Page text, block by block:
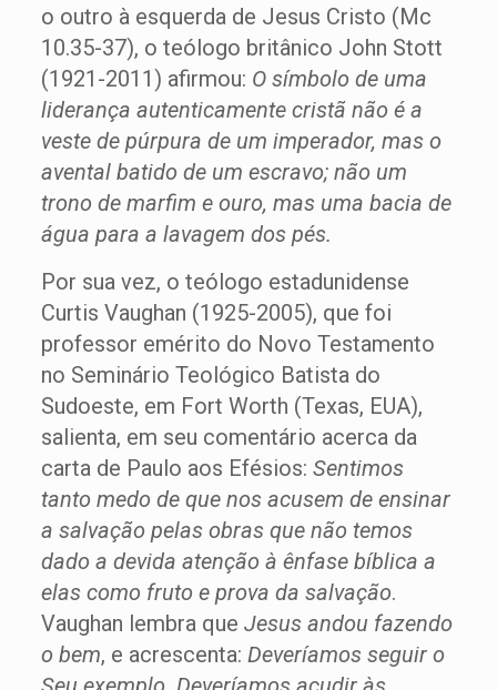
o outro à esquerda de Jesus Cristo (Mc
10.35-37), o teólogo britânico John Stott
(1921-2011) afirmou: O símbolo de uma
liderança autenticamente cristã não é a
veste de púrpura de um imperador, mas o
avental batido de um escravo; não um
trono de marfim e ouro, mas uma bacia de
água para a lavagem dos pés.
Por sua vez, o teólogo estadunidense
Curtis Vaughan (1925-2005), que foi
professor emérito do Novo Testamento
no Seminário Teológico Batista do
Sudoeste, em Fort Worth (Texas, EUA),
salienta, em seu comentário acerca da
carta de Paulo aos Efésios: Sentimos
tanto medo de que nos acusem de ensinar
a salvação pelas obras que não temos
dado a devida atenção à ênfase bíblica a
elas como fruto e prova da salvação.
Vaughan lembra que Jesus andou fazendo
o bem, e acrescenta: Deveríamos seguir o